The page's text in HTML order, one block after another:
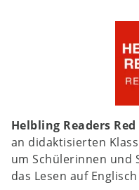
Helbling Readers Red
an didaktisierten
um Schülerinnen und
das Lesen auf